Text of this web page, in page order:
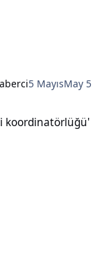
5 MayısMay 5
koordinatörlüğü'